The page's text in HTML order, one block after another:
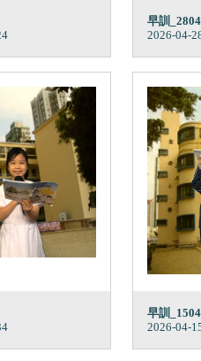
早訓
2026-04-
早訓
2026-04-